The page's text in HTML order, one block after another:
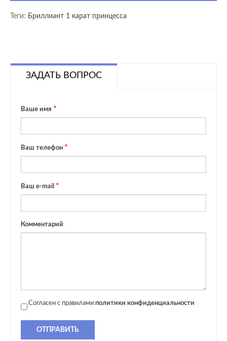
Теги: Бриллиант 1 карат принцесса
ЗАДАТЬ ВОПРОС
Ваше имя
Ваш телефон
Ваш e-mail
Комментарий
Согласен с правилами политики конфиденциальности
ОТПРАВИТЬ